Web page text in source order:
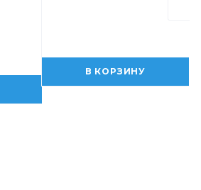
В КОРЗИНУ